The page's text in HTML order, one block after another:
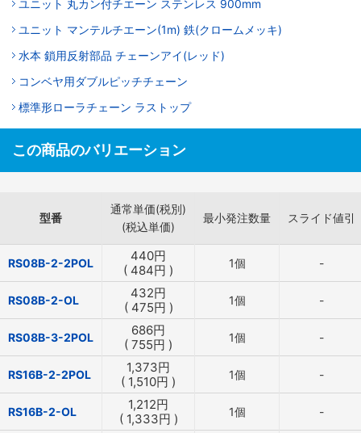
ユニット 丸カン付チエーン ステンレス 900mm
ユニット マンテルチエーン(1m) 鉄(クロームメッキ)
水本 鎖用反射部品 チェーンアイ(レッド)
コンベヤ用ダブルピッチチェーン
標準形ローラチェーン ラストップ
この商品のバリエーション
型番
通常単価(税別)
(税込単価)
最小発注数量 スライド値引
RS08B-2-2POL 440円
( 484円 ) 1個 -
RS08B-2-OL 432円
( 475円 ) 1個 -
RS08B-3-2POL 686円
( 755円 ) 1個 -
RS16B-2-2POL 1,373円
( 1,510円 ) 1個 -
RS16B-2-OL 1,212円
( 1,333円 ) 1個 -